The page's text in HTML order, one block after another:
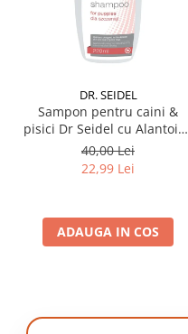
DR. SEIDEL
Sampon pentru caini &
pisici Dr Seidel cu Alantoina
220 ml
40,00 Lei
22,99 Lei
ADAUGA IN COS